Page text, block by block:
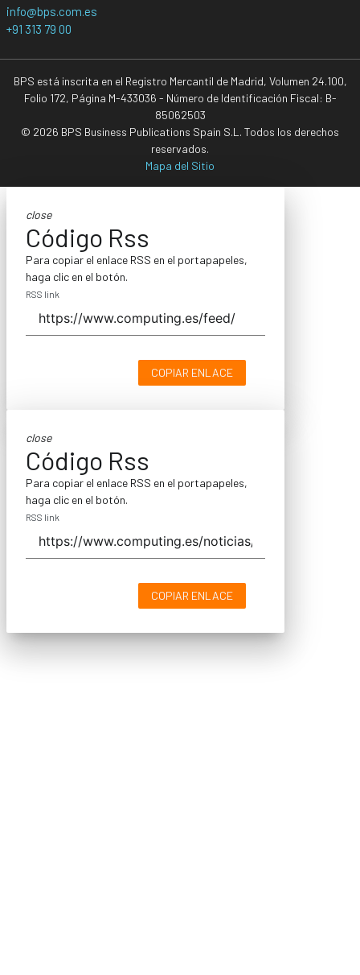
info@bps.com.es
+91 313 79 00
BPS está inscrita en el Registro Mercantil de Madrid, Volumen 24.100,
Folio 172, Página M-433036 - Número de Identificación Fiscal: B-
85062503
© 2026 BPS Business Publications Spain S.L. Todos los derechos
reservados.
Mapa del Sitio
close
Código Rss
Para copiar el enlace RSS en el portapapeles,
haga clic en el botón.
RSS link
COPIAR ENLACE
close
Código Rss
Para copiar el enlace RSS en el portapapeles,
haga clic en el botón.
RSS link
COPIAR ENLACE